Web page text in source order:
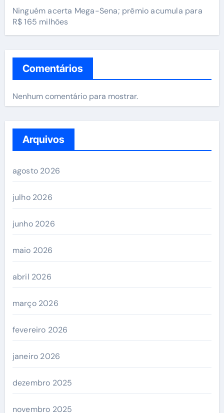
Ninguém acerta Mega-Sena; prêmio acumula para
R$ 165 milhões
Comentários
Nenhum comentário para mostrar.
Arquivos
agosto 2026
julho 2026
junho 2026
maio 2026
abril 2026
março 2026
fevereiro 2026
janeiro 2026
dezembro 2025
novembro 2025